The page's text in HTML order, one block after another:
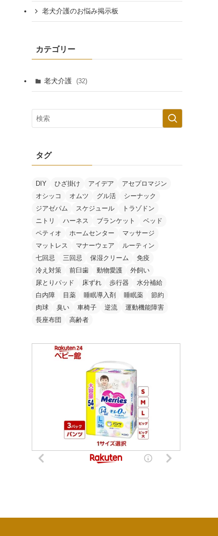
老犬介護のお悩み掲示板
カテゴリー
老犬介護 (32)
タグ
DIY ひざ掛け アイデア
アセプロマジン
オシッコ
オムツ グル活
シーナック
ジアゼパム
スケジュール
トラゾドン
ニトリ
ハーネス ブランケット
ベッド
ペティオ
ホームセンター
マッサージ
マットレス
マナーウェア
ルーティン
七回忌
三回忌 保湿クリーム
免疫
冷え対策
前臼歯 動物愛護
外飼い
尿とりパッド
床ずれ 歩行器
水分補給
白内障
目薬 睡眠導入剤 睡眠薬
節約
肉球
臭い 車椅子 逆流
運動機能障害
長座布団
高齢者